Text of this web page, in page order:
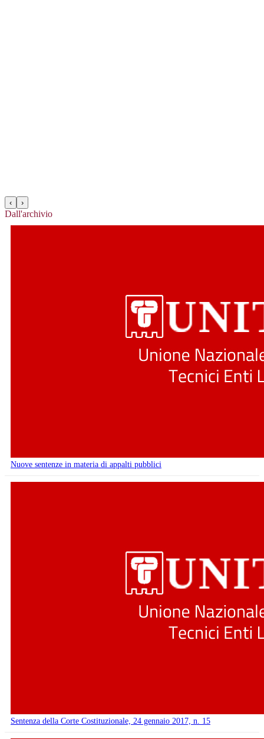
‹ ›
Dall'archivio
Nuove sentenze in materia di appalti pubblici
Sentenza della Corte Costituzionale, 24 gennaio 2017, n. 15